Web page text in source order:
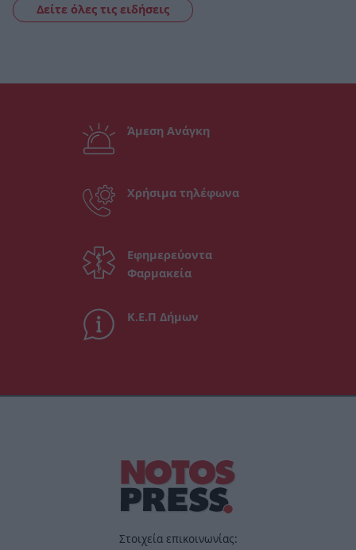
Δείτε όλες τις ειδήσεις
Άμεση Ανάγκη
Χρήσιμα τηλέφωνα
Εφημερεύοντα
Φαρμακεία
Κ.Ε.Π Δήμων
Στοιχεία επικοινωνίας: